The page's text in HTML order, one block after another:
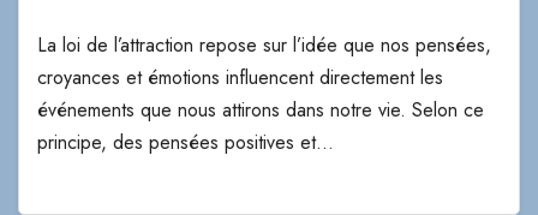
La loi de l’attraction repose sur l’idée que nos pensées,
croyances et émotions influencent directement les
événements que nous attirons dans notre vie. Selon ce
principe, des pensées positives et…